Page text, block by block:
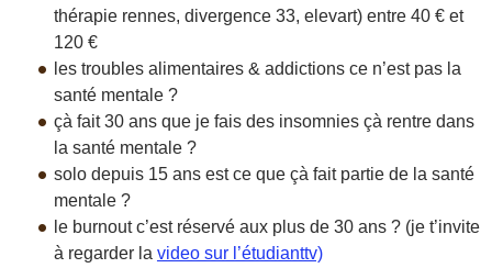
thérapie rennes, divergence 33, elevart) entre 40 € et
120 €
les troubles alimentaires & addictions ce n’est pas la
santé mentale ?
çà fait 30 ans que je fais des insomnies çà rentre dans
la santé mentale ?
solo depuis 15 ans est ce que çà fait partie de la santé
mentale ?
le burnout c’est réservé aux plus de 30 ans ? (je t’invite
à regarder la video sur l’étudianttv)